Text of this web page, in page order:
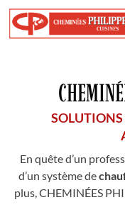
En quête d’un
d’un système de
plus, CHEMINÉES